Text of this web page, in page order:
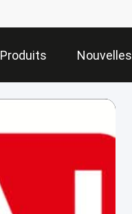
Produits Nouvelles